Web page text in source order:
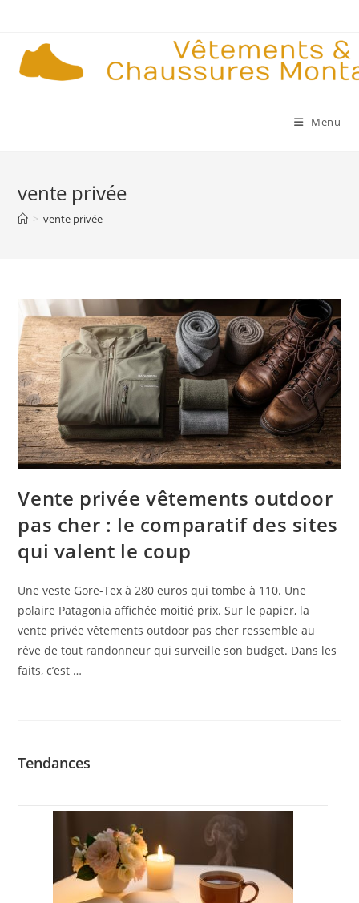
content
Menu
vente privée
> vente privée
Vente privée vêtements outdoor
pas cher : le comparatif des sites
qui valent le coup
Une veste Gore-Tex à 280 euros qui tombe à 110. Une
polaire Patagonia affichée moitié prix. Sur le papier, la
vente privée vêtements outdoor pas cher ressemble au
rêve de tout randonneur qui surveille son budget. Dans les
faits, c’est …
Tendances